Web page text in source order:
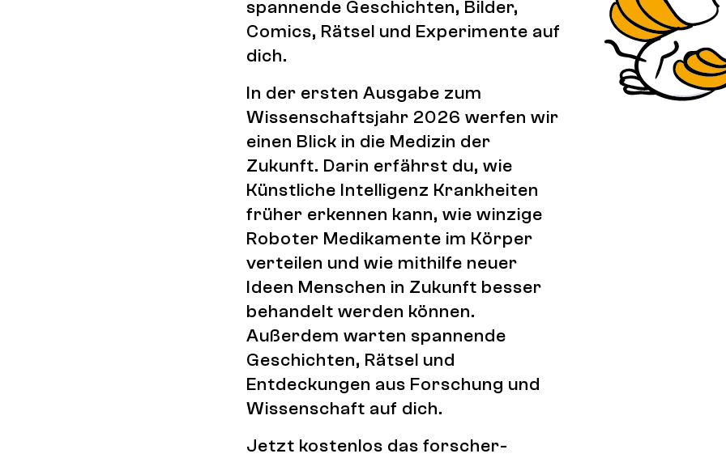
spannende Geschichten, Bilder,
Comics, Rätsel und Experimente auf
dich.
In der ersten Ausgabe zum
Wissenschaftsjahr 2026 werfen wir
einen Blick in die Medizin der
Zukunft. Darin erfährst du, wie
Künstliche Intelligenz Krankheiten
früher erkennen kann, wie winzige
Roboter Medikamente im Körper
verteilen und wie mithilfe neuer
Ideen Menschen in Zukunft besser
behandelt werden können.
Außerdem warten spannende
Geschichten, Rätsel und
Entdeckungen aus Forschung und
Wissenschaft auf dich.
Jetzt kostenlos das forscher-